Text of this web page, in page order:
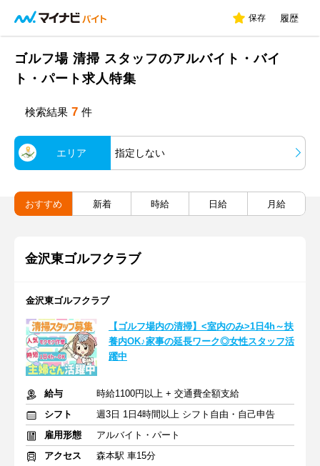
保存 履歴
ゴルフ場 清掃 スタッフのアルバイト・バイ
ト・パート求人特集
検索結果 7 件
エリア 指定しない
おすすめ 新着 時給 日給 月給
金沢東ゴルフクラブ
金沢東ゴルフクラブ
【ゴルフ場内の清掃】<室内のみ>1日4h～扶
養内OK♪家事の延長ワーク◎女性スタッフ活
躍中
給与
時給1100円以上 + 交通費全額支給
シフト
週3日 1日4時間以上 シフト自由・自己申告
雇用形態
アルバイト・パート
アクセス
森本駅 車15分